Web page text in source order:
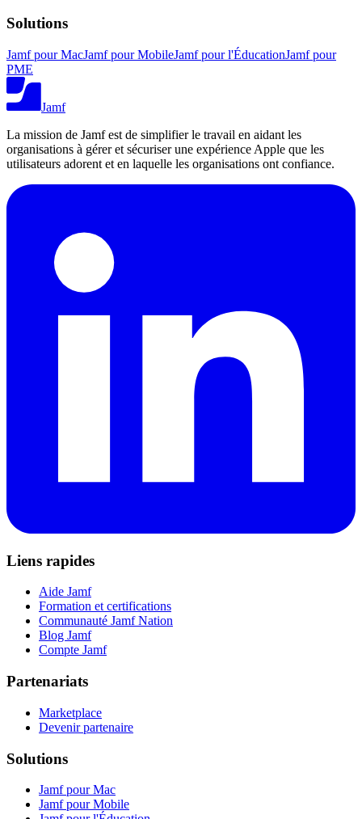
Solutions
Jamf pour MacJamf pour MobileJamf pour l'ÉducationJamf pour
PME
Jamf
La mission de Jamf est de simplifier le travail en aidant les
organisations à gérer et sécuriser une expérience Apple que les
utilisateurs adorent et en laquelle les organisations ont confiance.
Liens rapides
Aide Jamf
Formation et certifications
Communauté Jamf Nation
Blog Jamf
Compte Jamf
Partenariats
Marketplace
Devenir partenaire
Solutions
Jamf pour Mac
Jamf pour Mobile